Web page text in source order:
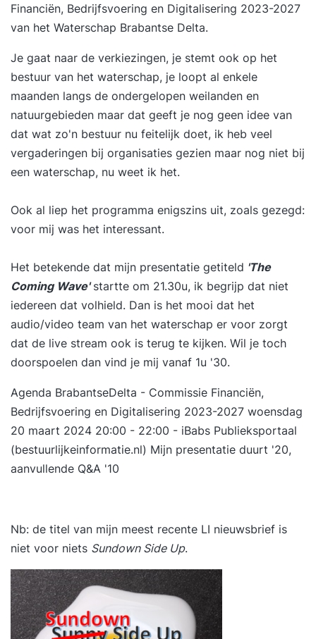
Financiën, Bedrijfsvoering en Digitalisering 2023-2027
van het Waterschap Brabantse Delta.
Je gaat naar de verkiezingen, je stemt ook op het
bestuur van het waterschap, je loopt al enkele
maanden langs de ondergelopen weilanden en
natuurgebieden maar dat geeft je nog geen idee van
dat wat zo'n bestuur nu feitelijk doet, ik heb veel
vergaderingen bij organisaties gezien maar nog niet bij
een waterschap, nu weet ik het.
Ook al liep het programma enigszins uit, zoals gezegd:
voor mij was het interessant.
Het betekende dat mijn presentatie getiteld 'The
Coming Wave'startte om 21.30u, ik begrijp dat niet
iedereen dat volhield. Dan is het mooi dat het
audio/video team van het waterschap er voor zorgt
dat de live stream ook is terug te kijken. Wil je toch
doorspoelen dan vind je mij vanaf 1u '30.
Agenda BrabantseDelta - Commissie Financiën,
Bedrijfsvoering en Digitalisering 2023-2027 woensdag
20 maart 2024 20:00 - 22:00 - iBabs Publieksportaal
(bestuurlijkeinformatie.nl) Mijn presentatie duurt '20,
aanvullende Q&A '10
Nb: de titel van mijn meest recente LI nieuwsbrief is
niet voor niets Sundown Side Up.